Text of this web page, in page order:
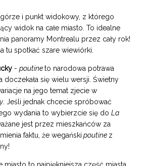
i punkt widokowy, z którego
widok na całe miasto. To idealne
panoramy Montrealu przez cały rok!
tu spotkać szare wiewiórki.
- poutineto narodowa potrawa
doczekała się wielu wersji. Świetny
na jego temat zjecie w
. Jeśli jednak chcecie spróbować
wydania to wybierzcie się do La
jest przez mieszkańców za
faktu, że wegański poutine z